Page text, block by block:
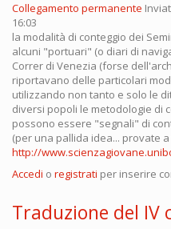
Collegamento permanente
16:03
la modalità di conteggio dei
alcuni "portuari" (o diari di
Correr di Venezia (forse
riportavano delle particolari
utilizzando non tanto e solo le
diversi popoli le metodologie di
possono essere "segnali" di
(per una pallida idea... provate
http://
Accedi o registrati per inserire
Traduzione del IV